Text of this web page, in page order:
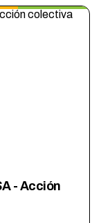
- Acción